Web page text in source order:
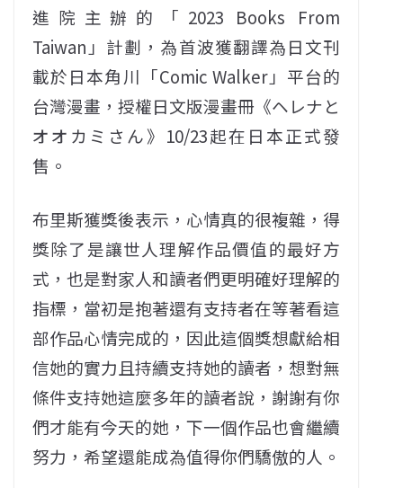
進院主辦的「2023 Books From
Taiwan」計劃，為首波獲翻譯為日文刊
載於日本角川「Comic Walker」平台的
台灣漫畫，授權日文版漫畫冊《ヘレナと
オオカミさん》10/23起在日本正式發
售。
布里斯獲獎後表示，心情真的很複雜，得
獎除了是讓世人理解作品價值的最好方
式，也是對家人和讀者們更明確好理解的
指標，當初是抱著還有支持者在等著看這
部作品心情完成的，因此這個獎想獻給相
信她的實力且持續支持她的讀者，想對無
條件支持她這麼多年的讀者說，謝謝有你
們才能有今天的她，下一個作品也會繼續
努力，希望還能成為值得你們驕傲的人。